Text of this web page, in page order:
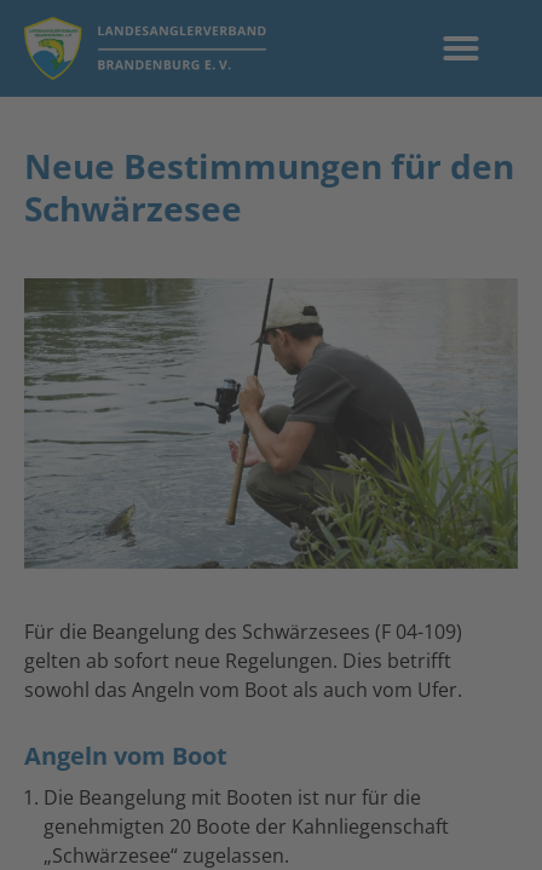
Neue Bestimmungen für den
Schwärzesee
Für die Beangelung des Schwärzesees (F 04-109)
gelten ab sofort neue Regelungen. Dies betrifft
sowohl das Angeln vom Boot als auch vom Ufer.
Angeln vom Boot
Die Beangelung mit Booten ist nur für die
genehmigten 20 Boote der Kahnliegenschaft
„Schwärzesee“ zugelassen.